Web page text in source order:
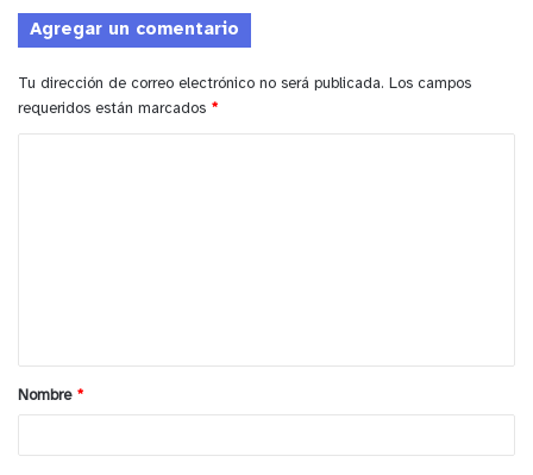
y tú, ¿qué opinas?
Agregar un comentario
Tu dirección de correo electrónico no será publicada. Los campos
requeridos están marcados *
a
rNombre *